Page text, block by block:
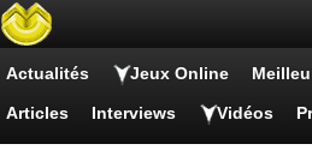
Actualités Jeux Online
Articles Interviews Vidéos